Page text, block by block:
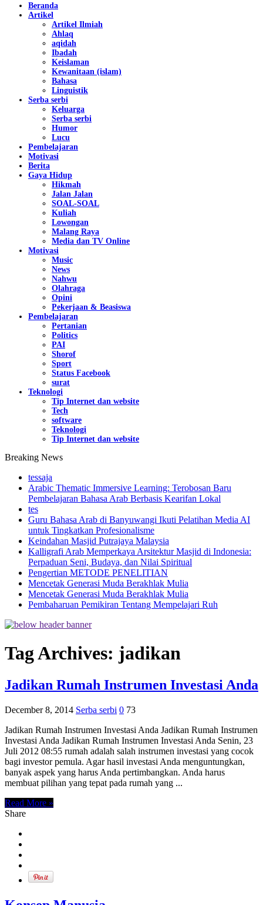
Beranda
Artikel
Artikel Ilmiah
Ahlaq
aqidah
Ibadah
Keislaman
Kewanitaan (islam)
Bahasa
Linguistik
Serba serbi
Keluarga
Serba serbi
Humor
Lucu
Pembelajaran
Motivasi
Berita
Gaya Hidup
Hikmah
Jalan Jalan
SOAL-SOAL
Kuliah
Lowongan
Malang Raya
Media dan TV Online
Motivasi
Music
News
Nahwu
Olahraga
Opini
Pekerjaan & Beasiswa
Pembelajaran
Pertanian
Politics
PAI
Shorof
Sport
Status Facebook
surat
Teknologi
Tip Internet dan website
Tech
software
Teknologi
Tip Internet dan website
Breaking News
tessaja
Arabic Thematic Immersive Learning: Terobosan Baru
Pembelajaran Bahasa Arab Berbasis Kearifan Lokal
tes
Guru Bahasa Arab di Banyuwangi Ikuti Pelatihan Media AI
untuk Tingkatkan Profesionalisme
Keindahan Masjid Putrajaya Malaysia
Kalligrafi Arab Memperkaya Arsitektur Masjid di Indonesia:
Perpaduan Seni, Budaya, dan Nilai Spiritual
Pengertian METODE PENELITIAN
Mencetak Generasi Muda Berakhlak Mulia
Mencetak Generasi Muda Berakhlak Mulia
Pembaharuan Pemikiran Tentang Mempelajari Ruh
Tag Archives: jadikan
Jadikan Rumah Instrumen Investasi Anda
December 8, 2014 Serba serbi 0 73
Jadikan Rumah Instrumen Investasi Anda Jadikan Rumah Instrumen
Investasi Anda Jadikan Rumah Instrumen Investasi Anda Senin, 23
Juli 2012 08:55 rumah adalah salah instrumen investasi yang cocok
bagi investor pemula. Agar hasil investasi Anda menguntungkan,
banyak aspek yang harus Anda pertimbangkan. Anda harus
membuat pilihan yang tepat pada rumah yang ...
Read More »
Share